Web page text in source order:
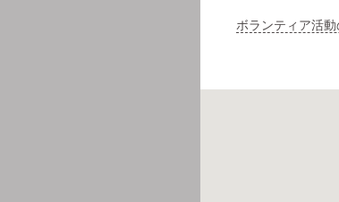
ボランティア活